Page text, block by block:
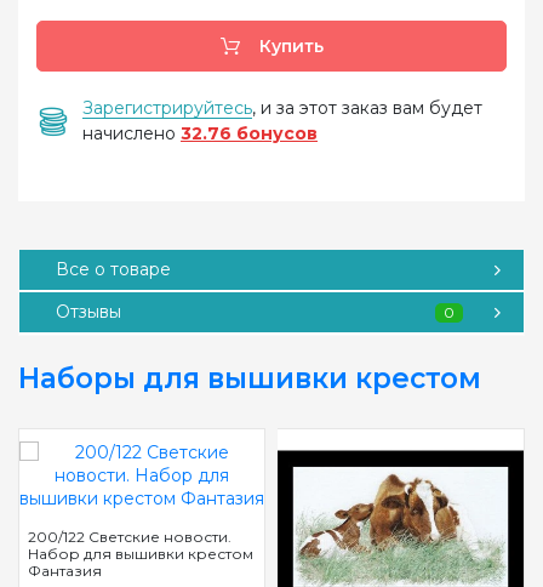
Купить
Зарегистрируйтесь, и за этот заказ вам будет
начислено 32.76 бонусов
Все о товаре
Отзывы
0
Наборы для вышивки крестом
200/122 Светские новости.
Набор для вышивки крестом
Фантазия